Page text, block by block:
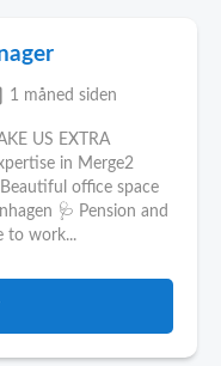
1 måned siden
US EXTRA
in Merge2
Beautiful office space
🩺 Pension and
to work...